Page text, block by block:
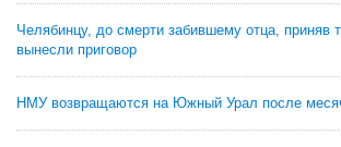
Челябинцу, до смерти забившему отца, приняв
вынесли приговор
НМУ возвращаются на Южный Урал после